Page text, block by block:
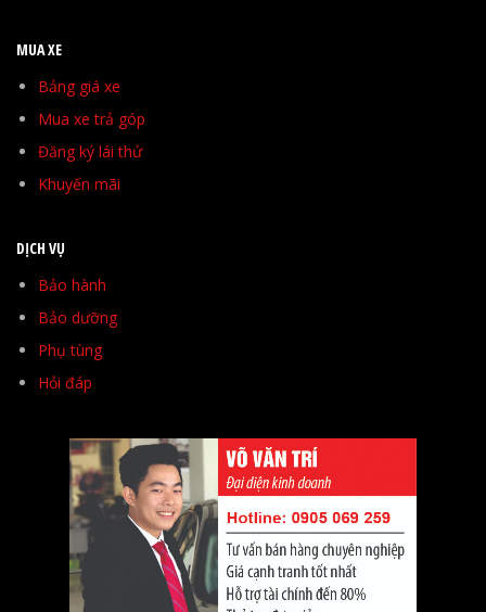
MUA XE
Bảng giá xe
Mua xe trả góp
Đăng ký lái thử
Khuyến mãi
DỊCH VỤ
Bảo hành
Bảo dưỡng
Phụ tùng
Hỏi đáp